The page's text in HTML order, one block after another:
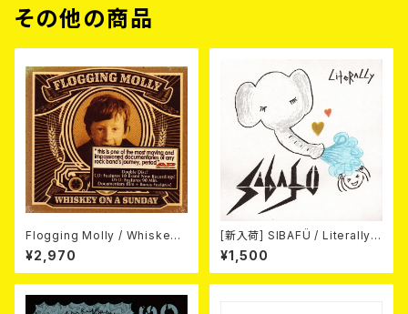
その他の商品
Flogging Molly / Whiskey
On A Sunday (DVD＋CD)
¥2,970
[新入荷] SIBAFÜ / Literally
(7"EP)
¥1,500